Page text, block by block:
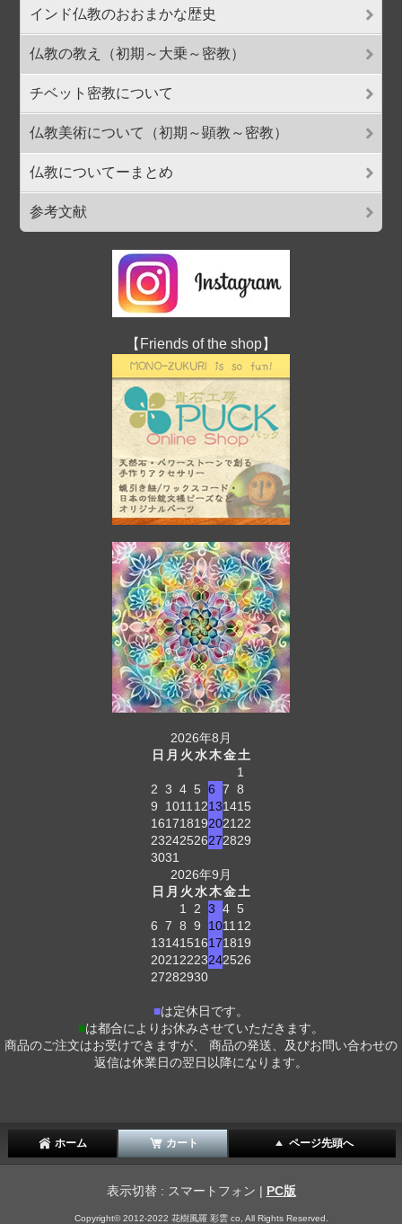
インド仏教のおおまかな歴史
仏教の教え（初期～大乗～密教）
チベット密教について
仏教美術について（初期～顕教～密教）
仏教についてーまとめ
参考文献
【Friends of the shop】
2026年8月
日 月 火水木金土
1
2 3 4 5 6 7 8
9
1011 12131415
161718192021 22
23242526272829
3031
2026年9月
日 月 火水木金土
1
2 3 4 5
6 7 8 9 1011 12
13141516171819
2021 2223242526
27282930
■は定休日です。
■は都合によりお休みさせていただきます。
商品のご注文はお受けできますが、 商品の発送、及びお問い合わせの
返信は休業日の翌日以降になります。
ホーム カート ページ先頭へ
表示切替 : スマートフォン | PC版
Copyright© 2012-2022 花樹風羅 彩雲 co, All Rights Reserved.